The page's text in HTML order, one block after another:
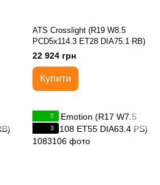
ATS Crosslight (R19 W8.5
PCD5x114.3 ET28 DIA75.1 RB)
22 924 грн
Купити
5
3